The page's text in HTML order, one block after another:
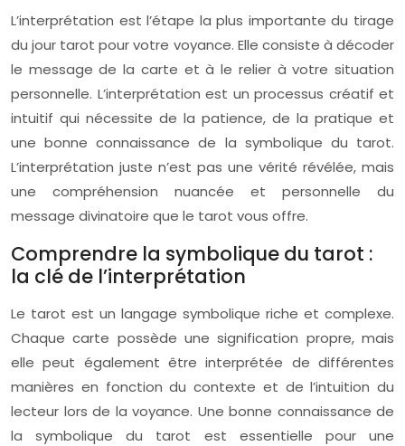
L’interprétation est l’étape la plus importante du tirage
du jour tarot pour votre voyance. Elle consiste à décoder
le message de la carte et à le relier à votre situation
personnelle. L’interprétation est un processus créatif et
intuitif qui nécessite de la patience, de la pratique et
une bonne connaissance de la symbolique du tarot.
L’interprétation juste n’est pas une vérité révélée, mais
une compréhension nuancée et personnelle du
message divinatoire que le tarot vous offre.
Comprendre la symbolique du tarot :
la clé de l’interprétation
Le tarot est un langage symbolique riche et complexe.
Chaque carte possède une signification propre, mais
elle peut également être interprétée de différentes
manières en fonction du contexte et de l’intuition du
lecteur lors de la voyance. Une bonne connaissance de
la symbolique du tarot est essentielle pour une